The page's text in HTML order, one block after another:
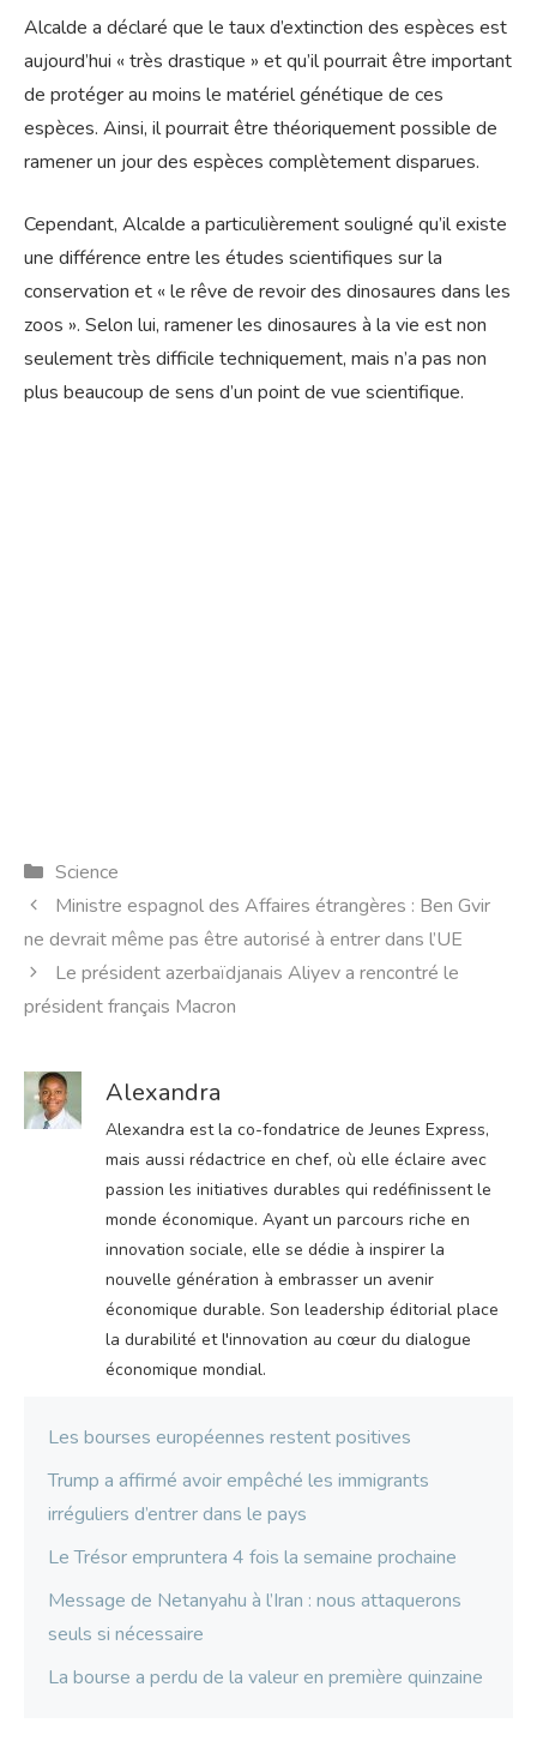
Alcalde a déclaré que le taux d’extinction des espèces est
aujourd’hui « très drastique » et qu’il pourrait être important
de protéger au moins le matériel génétique de ces
espèces. Ainsi, il pourrait être théoriquement possible de
ramener un jour des espèces complètement disparues.
Cependant, Alcalde a particulièrement souligné qu’il existe
une différence entre les études scientifiques sur la
conservation et « le rêve de revoir des dinosaures dans les
zoos ». Selon lui, ramener les dinosaures à la vie est non
seulement très difficile techniquement, mais n’a pas non
plus beaucoup de sens d’un point de vue scientifique.
Catégories
Science
Ministre espagnol des Affaires étrangères : Ben Gvir
ne devrait même pas être autorisé à entrer dans l’UE
Le président azerbaïdjanais Aliyev a rencontré le
président français Macron
Alexandra
Alexandra est la co-fondatrice de Jeunes Express,
mais aussi rédactrice en chef, où elle éclaire avec
passion les initiatives durables qui redéfinissent le
monde économique. Ayant un parcours riche en
innovation sociale, elle se dédie à inspirer la
nouvelle génération à embrasser un avenir
économique durable. Son leadership éditorial place
la durabilité et l'innovation au cœur du dialogue
économique mondial.
Les bourses européennes restent positives
Trump a affirmé avoir empêché les immigrants
irréguliers d’entrer dans le pays
Le Trésor empruntera 4 fois la semaine prochaine
Message de Netanyahu à l’Iran : nous attaquerons
seuls si nécessaire
La bourse a perdu de la valeur en première quinzaine